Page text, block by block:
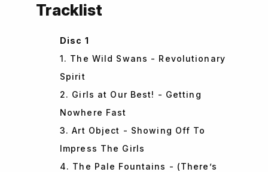
Tracklist
Disc 1
1. The Wild Swans - Revolutionary
Spirit
2. Girls at Our Best! - Getting
Nowhere Fast
3. Art Object - Showing Off To
Impress The Girls
4. The Pale Fountains - (There’s